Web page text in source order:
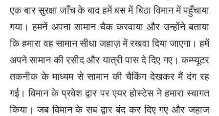
एक बार सुरक्षा जाँच के बाद हमें बस में बिठा विमान में पहुँचाया
गया। हमनें अपना सामान चैक करवाया और उन्होंने बताया
कि हमारा वह सामान सीधा जहाज़ में रखवा दिया जाएगा। हमें
अपने सामान की रसीद और यात्री पास दे दिए गए। कम्प्यूटर
तकनीक के माध्यम से सामान की चैकिंग देखकर मैं दंग रह
गई। विमान के प्रवेश द्वार पर एयर होस्टेस ने हमारा स्वागत
किया। जब विमान के सब द्वार बंद कर दिए गए और जहाज